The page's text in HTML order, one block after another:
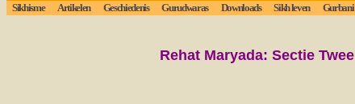
Sikhisme Artikelen Geschiedenis Gurudwaras Downloads Sikh leven Gurbani
Rehat Maryada: Sectie Twee